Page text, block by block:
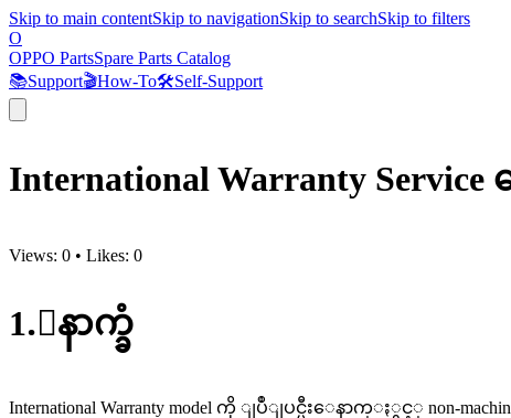
Skip to main contentSkip to navigationSkip to searchSkip to filters
O
OPPO PartsSpare Parts Catalog
📚Support🎬How-To🛠️Self-Support
International Warranty
Views: 0 • Likes: 0
1.ေနာက္ခံ
International Warranty model ကို ျပဳျပင္ပီးေနာက္ႏွင့္ non-